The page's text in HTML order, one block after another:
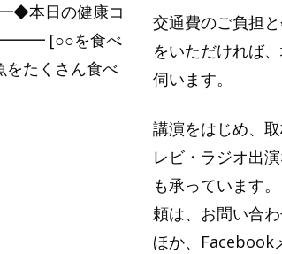
の健康コ
[○○を食べ
をたくさん食べ
交通費のご負担
をいただければ
伺います。
講演をはじめ、
レビ・ラジオ出
も承っています
頼は、お問い合
ほか、Facebook